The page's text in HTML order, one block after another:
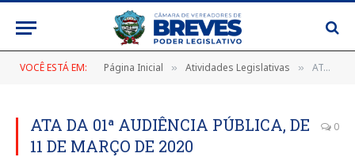
VOCÊ ESTÁ EM: Página Inicial » Atividades Legislativas » ATA DA 01ª AUDIÊNCIA PÚBLICA, DE 11 DE MARÇO DE 2020
ATA DA 01ª AUDIÊNCIA PÚBLICA, DE
11 DE MARÇO DE 2020
0